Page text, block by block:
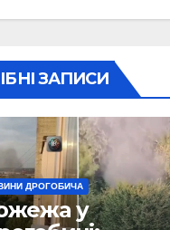
ЗАПИСИ
ДРОГОБИЧА
у